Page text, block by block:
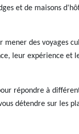
et de maisons
mener des voyages
leur expérience et
répondre à
détendre sur les